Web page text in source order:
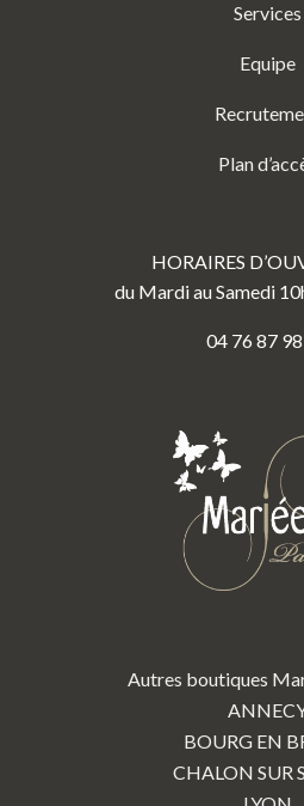
Services
Equipe
Plan
HORAIRES
du Mardi au Samedi
04 76 87
Autres boutiques
BOURG EN
CHALON SUR